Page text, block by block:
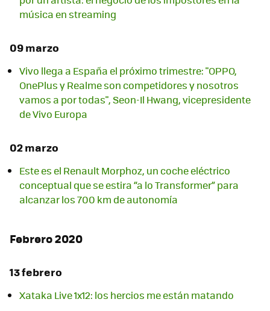
música en streaming
09 marzo
Vivo llega a España el próximo trimestre: "OPPO,
OnePlus y Realme son competidores y nosotros
vamos a por todas", Seon-Il Hwang, vicepresidente
de Vivo Europa
02 marzo
Este es el Renault Morphoz, un coche eléctrico
conceptual que se estira “a lo Transformer” para
alcanzar los 700 km de autonomía
Febrero 2020
13 febrero
Xataka Live 1x12: los hercios me están matando